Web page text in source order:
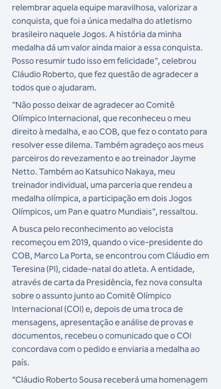
relembrar aquela equipe maravilhosa, valorizar a
conquista, que foi a única medalha do atletismo
brasileiro naquele Jogos. A história da minha
medalha dá um valor ainda maior a essa conquista.
Posso resumir tudo isso em felicidade", celebrou
Cláudio Roberto, que fez questão de agradecer a
todos que o ajudaram.
"Não posso deixar de agradecer ao Comitê
Olímpico Internacional, que reconheceu o meu
direito à medalha, e ao COB, que fez o contato para
resolver esse dilema. Também agradeço aos meus
parceiros do revezamento e ao treinador Jayme
Netto. Também ao Katsuhico Nakaya, meu
treinador individual, uma parceria que rendeu a
medalha olímpica, a participação em dois Jogos
Olímpicos, um Pan e quatro Mundiais", ressaltou.
A busca pelo reconhecimento ao velocista
recomeçou em 2019, quando o vice-presidente do
COB, Marco La Porta, se encontrou com Cláudio em
Teresina (PI), cidade-natal do atleta. A entidade,
através de carta da Presidência, fez nova consulta
sobre o assunto junto ao Comitê Olímpico
Internacional (COI) e, depois de uma troca de
mensagens, apresentação e análise de provas e
documentos, recebeu o comunicado que o COI
concordava com o pedido e enviaria a medalha ao
país.
“Cláudio Roberto Sousa receberá uma homenagem